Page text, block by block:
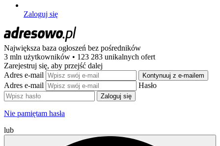
Zaloguj się
Największa baza ogłoszeń bez pośredników
3 mln użytkowników • 123 283 unikalnych ofert
Zarejestruj się, aby przejść dalej
Adres e-mail
Kontynuuj z e-mailem
Adres e-mail Hasło
Zaloguj się
Nie pamiętam hasła
lub